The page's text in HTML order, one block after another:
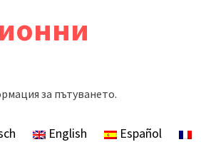
за пътуването.
English
Español